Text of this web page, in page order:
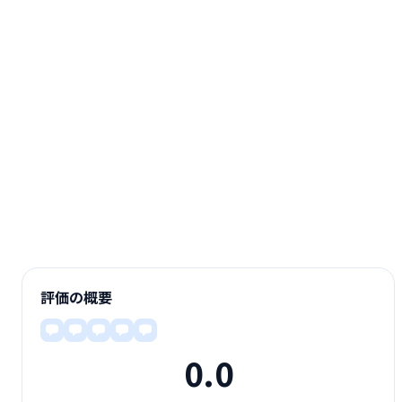
評価の概要
0.0